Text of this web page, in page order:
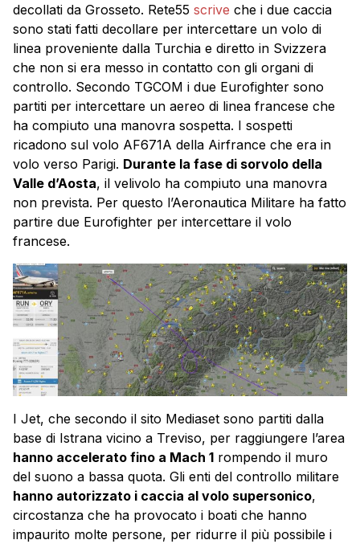
decollati da Grosseto. Rete55 scrive che i due caccia
sono stati fatti decollare per intercettare un volo di
linea proveniente dalla Turchia e diretto in Svizzera
che non si era messo in contatto con gli organi di
controllo. Secondo TGCOM i due Eurofighter sono
partiti per intercettare un aereo di linea francese che
ha compiuto una manovra sospetta. I sospetti
ricadono sul volo AF671A della Airfrance che era in
volo verso Parigi. Durante la fase di sorvolo della
Valle d’Aosta, il velivolo ha compiuto una manovra
non prevista. Per questo l’Aeronautica Militare ha fatto
partire due Eurofighter per intercettare il volo
francese.
I Jet, che secondo il sito Mediaset sono partiti dalla
base di Istrana vicino a Treviso, per raggiungere l’area
hanno accelerato fino a Mach 1 rompendo il muro
del suono a bassa quota. Gli enti del controllo militare
hanno autorizzato i caccia al volo supersonico,
circostanza che ha provocato i boati che hanno
impaurito molte persone, per ridurre il più possibile i